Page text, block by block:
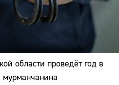
области проведёт год в
мурманчанина